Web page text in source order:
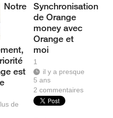
Notre
est
de
Synchronisation
de Orange
money avec
Orange et
moi
1
il y a presque
5 ans
2commentaires